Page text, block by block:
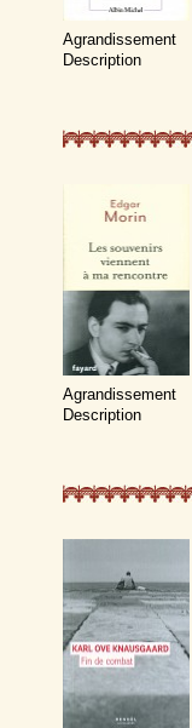
Agrandissement
Description
Agrandissement
Description